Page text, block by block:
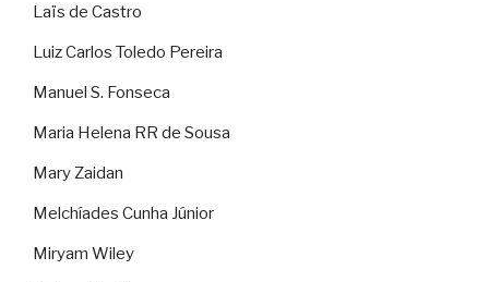
Laïs de Castro
Luiz Carlos Toledo Pereira
Manuel S. Fonseca
Maria Helena RR de Sousa
Mary Zaidan
Melchíades Cunha Júnior
Miryam Wiley